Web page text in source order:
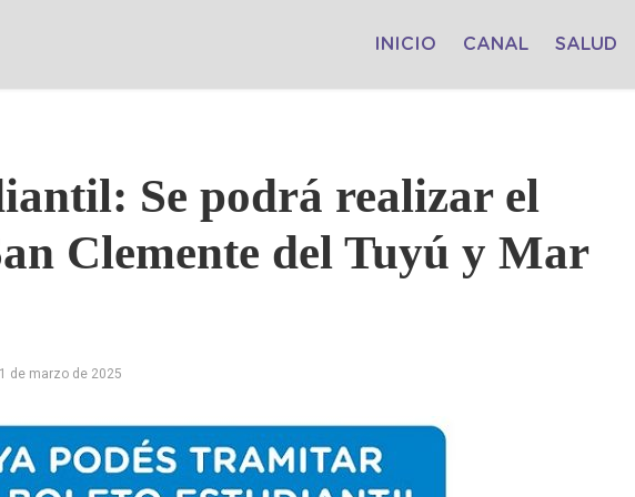
INICIO CANAL SALUD
Se podrá realizar el
Clemente del Tuyú y Mar
de marzo de 2025